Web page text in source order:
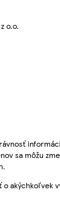
o.o.
sa môžu
akýchkoľvek